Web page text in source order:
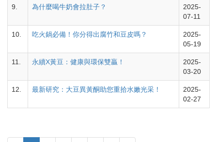
9. 為什麼喝牛奶會拉肚子？
2025-
07-11
10. 吃火鍋必備！你分得出腐竹和豆皮嗎？
2025-
05-19
11. 永續X黃豆：健康與環保雙贏！
2025-
03-20
12. 最新研究：大豆異黃酮助您重拾水嫩光采！
2025-
02-27